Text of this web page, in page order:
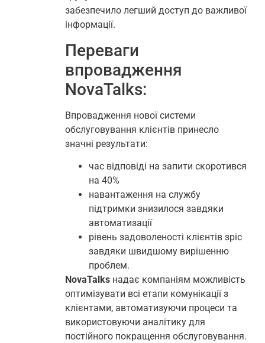
забезпечило легший доступ до важливої
інформації.
Переваги
впровадження
NovaTalks:
Впровадження нової системи
обслуговування клієнтів принесло
значні результати:
час відповіді на запити скоротився
на 40%
навантаження на службу
підтримки знизилося завдяки
автоматизації
рівень задоволеності клієнтів зріс
завдяки швидшому вирішенню
проблем.
NovaTalks надає компаніям можливість
оптимізувати всі етапи комунікації з
клієнтами, автоматизуючи процеси та
використовуючи аналітику для
постійного покращення обслуговування.